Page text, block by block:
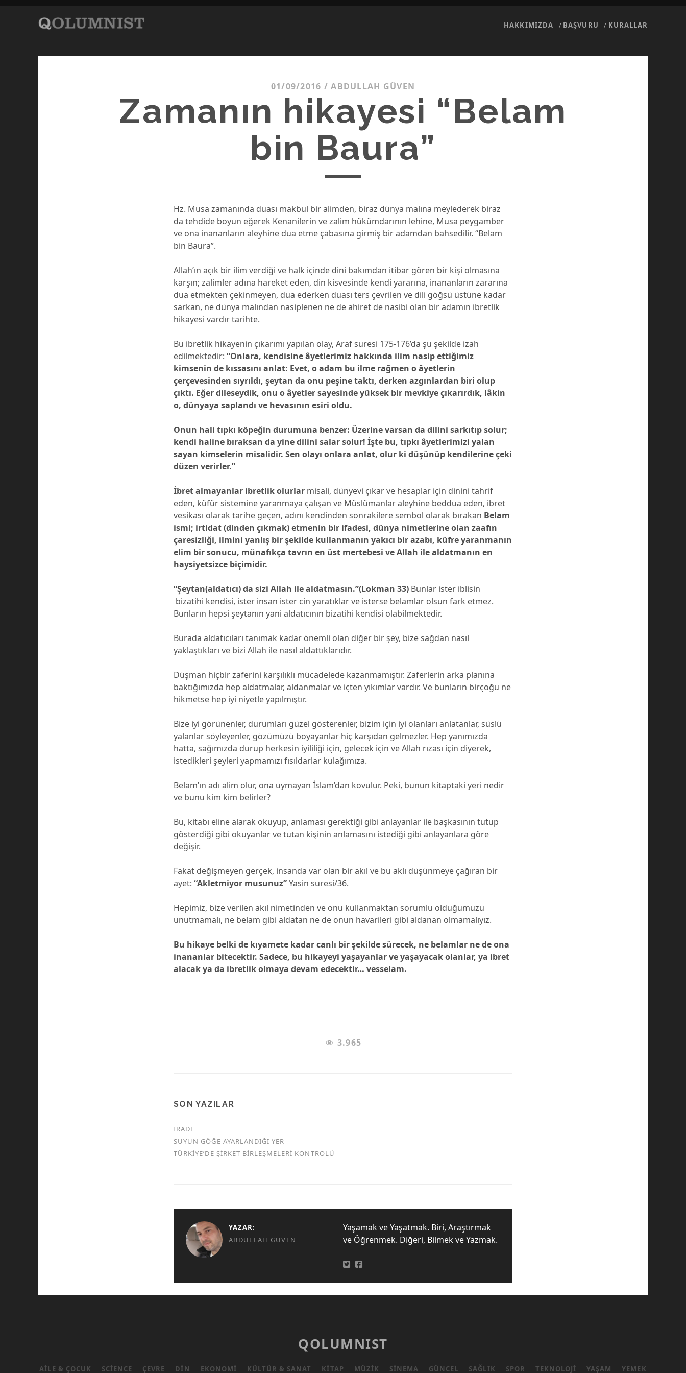
HAKKIMIZDA BAŞVURU KURALLAR
01/09/2016 /ABDULLAH GÜVEN
Zamanın hikayesi “Belam
bin Baura”
Hz. Musa zamanında duası makbul bir alimden, biraz dünya malına meylederek biraz
da tehdide boyun eğerek Kenanilerin ve zalim hükümdarının lehine, Musa peygamber
ve ona inananların aleyhine dua etme çabasına girmiş bir adamdan bahsedilir. “Belam
bin Baura”.
Allah’ın açık bir ilim verdiği ve halk içinde dini bakımdan itibar gören bir kişi olmasına
karşın; zalimler adına hareket eden, din kisvesinde kendi yararına, inananların zararına
dua etmekten çekinmeyen, dua ederken duası ters çevrilen ve dili göğsü üstüne kadar
sarkan, ne dünya malından nasiplenen ne de ahiret de nasibi olan bir adamın ibretlik
hikayesi vardır tarihte.
Bu ibretlik hikayenin çıkarımı yapılan olay, Araf suresi 175-176’da şu şekilde izah
edilmektedir:“Onlara, kendisine âyetlerimiz hakkında ilim nasip ettiğimiz
kimsenin de kıssasını anlat: Evet, o adam bu ilme rağmen o âyetlerin
çerçevesinden sıyrıldı, şeytan da onu peşine taktı, derken azgınlardan biri olup
çıktı. Eğer dileseydik, onu o âyetler sayesinde yüksek bir mevkiye çıkarırdık, lâkin
o, dünyaya saplandı ve hevasının esiri oldu.
Onun hali tıpkı köpeğin durumuna benzer: Üzerine varsan da dilini sarkıtıp solur;
kendi haline bıraksan da yine dilini salar solur! İşte bu, tıpkı âyetlerimizi yalan
sayan kimselerin misalidir. Sen olayı onlara anlat, olur ki düşünüp kendilerine çeki
düzen verirler.”
İbret almayanlar ibretlik olurlar misali, dünyevi çıkar ve hesaplar için dinini tahrif
eden, küfür sistemine yaranmaya çalışan ve Müslümanlar aleyhine beddua eden, ibret
vesikası olarak tarihe geçen, adını kendinden sonrakilere sembol olarak bırakan Belam
ismi; irtidat (dinden çıkmak) etmenin bir ifadesi, dünya nimetlerine olan zaafın
çaresizliği, ilmini yanlış bir şekilde kullanmanın yakıcı bir azabı, küfre yaranmanın
elim bir sonucu, münafıkça tavrın en üst mertebesi ve Allah ile aldatmanın en
haysiyetsizce biçimidir.
“Şeytan(aldatıcı) da sizi Allah ile aldatmasın.”(Lokman 33) Bunlar ister iblisin
bizatihi kendisi, ister insan ister cin yaratıklar ve isterse belamlar olsun fark etmez.
Bunların hepsi şeytanın yani aldatıcının bizatihi kendisi olabilmektedir.
Burada aldatıcıları tanımak kadar önemli olan diğer bir şey, bize sağdan nasıl
yaklaştıkları ve bizi Allah ile nasıl aldattıklarıdır.
Düşman hiçbir zaferini karşılıklı mücadelede kazanmamıştır. Zaferlerin arka planına
baktığımızda hep aldatmalar, aldanmalar ve içten yıkımlar vardır. Ve bunların birçoğu ne
hikmetse hep iyi niyetle yapılmıştır.
Bize iyi görünenler, durumları güzel gösterenler, bizim için iyi olanları anlatanlar, süslü
yalanlar söyleyenler, gözümüzü boyayanlar hiç karşıdan gelmezler. Hep yanımızda
hatta, sağımızda durup herkesin iyililiği için, gelecek için ve Allah rızası için diyerek,
istedikleri şeyleri yapmamızı fısıldarlar kulağımıza.
Belam’ın adı alim olur, ona uymayan İslam’dan kovulur. Peki, bunun kitaptaki yeri nedir
ve bunu kim kim belirler?
Bu, kitabı eline alarak okuyup, anlaması gerektiği gibi anlayanlar ile başkasının tutup
gösterdiği gibi okuyanlar ve tutan kişinin anlamasını istediği gibi anlayanlara göre
değişir.
Fakat değişmeyen gerçek, insanda var olan bir akıl ve bu aklı düşünmeye çağıran bir
ayet:“Akletmiyor musunuz”Yasin suresi/36.
Hepimiz, bize verilen akıl nimetinden ve onu kullanmaktan sorumlu olduğumuzu
unutmamalı, ne belam gibi aldatan ne de onun havarileri gibi aldanan olmamalıyız.
Bu hikaye belki de kıyamete kadar canlı bir şekilde sürecek, ne belamlar ne de ona
inananlar bitecektir. Sadece, bu hikayeyi yaşayanlar ve yaşayacak olanlar, ya ibret
alacak ya da ibretlik olmaya devam edecektir… vesselam.
3.965
SON YAZILAR
İRADE
SUYUN GÖĞE AYARLANDIĞI YER
TÜRKİYE’DE ŞİRKET BİRLEŞMELERİ KONTROLÜ
YAZAR:
ABDULLAH GÜVEN
Yaşamak ve Yaşatmak. Biri, Araştırmak
ve Öğrenmek. Diğeri, Bilmek ve Yazmak.
QOLUMNIST
AILE & ÇOCUK SCIENCE ÇEVRE DIN EKONOMI KÜLTÜR & SANAT KITAP MÜZIK SINEMA GÜNCEL SAĞLIK SPOR TEKNOLOJI YAŞAM YEMEK